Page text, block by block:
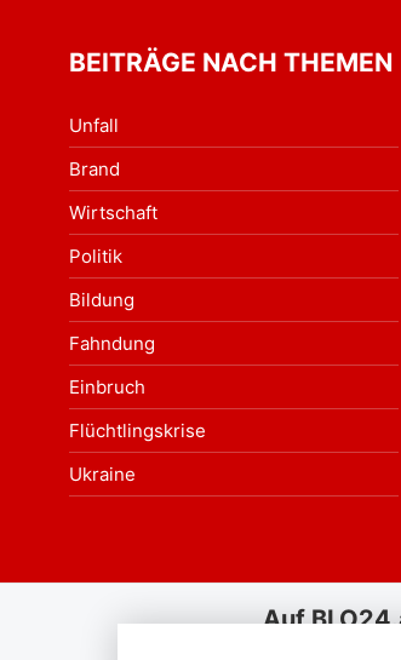
BEITRÄGE NACH THEMEN
Unfall
Brand
Wirtschaft
Politik
Bildung
Fahndung
Einbruch
Flüchtlingskrise
Ukraine
Auf